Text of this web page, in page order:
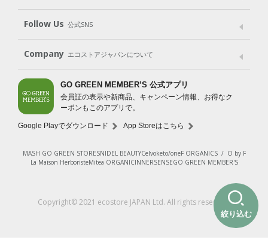
絞り込む
Shop List
Follow Us 公式SNS
LINE＠ Instagram Facebook
Company エコストアジャパンについて
会社案内 ご利用規約
プライバシーポリシー
特定商取引法に基づく表示
免責事項
法人会員サービス
New Zealand Site
GO GREEN MEMBER’S 公式アプリ
会員証の表示や新商品、キャンペーン情報、お得なク
ーポンもこのアプリで。
Google Playでダウンロード App Storeはこちら
MASH GO GREEN STORESNIDEL BEAUTYCelvoketo/oneF ORGANICS/ O by F
La Maison HerboristeMitea ORGANICINNERSENSEGO GREEN MEMBER'S
Copyright© 2021 ecostore JAPAN Ltd. All rights reserved.